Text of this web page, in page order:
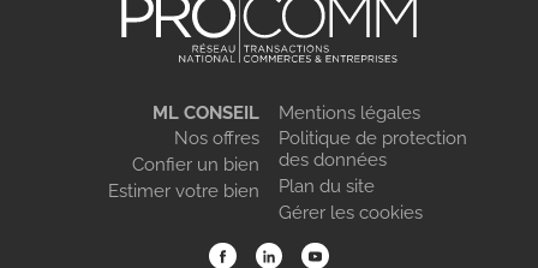
ML CONSEIL
Nos offres
Confier un bien
Estimer votre bien
Mentions légales
Politique de protection
des données
Plan du site
Gérer les cookies